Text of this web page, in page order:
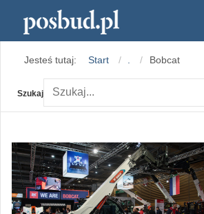
Instagram
Jesteś tutaj: Start Bobcat
Szukaj